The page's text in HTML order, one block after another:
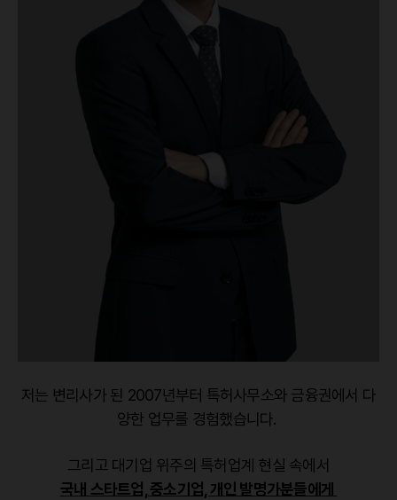
저는 변리사가 된 2007년부터 특허사무소와 금융권에서 다
양한 업무를 경험했습니다.
그리고 대기업 위주의 특허업계 현실 속에서
국내 스타트업, 중소기업, 개인 발명가분들에게